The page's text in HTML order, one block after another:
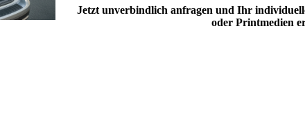
Jetzt unverbindlich anfragen und Ihr
oder Printmedien